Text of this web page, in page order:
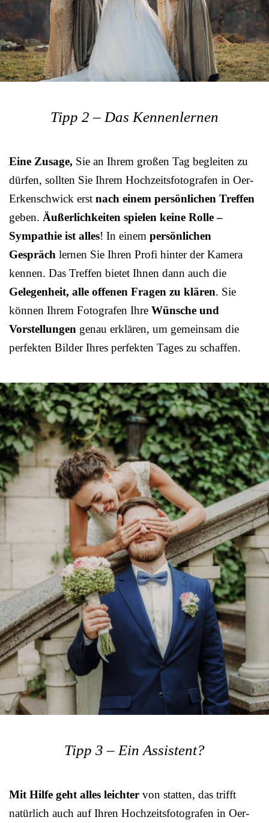
Tipp 2 – Das Kennenlernen
Eine Zusage, Sie an Ihrem großen Tag begleiten zu
dürfen, sollten Sie Ihrem Hochzeitsfotografen in Oer-
Erkenschwick erst nach einem persönlichen Treffen
geben. Äußerlichkeiten spielen keine Rolle –
Sympathie ist alles! In einem persönlichen
Gespräch lernen Sie Ihren Profi hinter der Kamera
kennen. Das Treffen bietet Ihnen dann auch die
Gelegenheit, alle offenen Fragen zu klären. Sie
können Ihrem Fotografen Ihre Wünsche und
Vorstellungen genau erklären, um gemeinsam die
perfekten Bilder Ihres perfekten Tages zu schaffen.
Tipp 3 – Ein Assistent?
Mit Hilfe geht alles leichter von statten, das trifft
natürlich auch auf Ihren Hochzeitsfotografen in Oer-